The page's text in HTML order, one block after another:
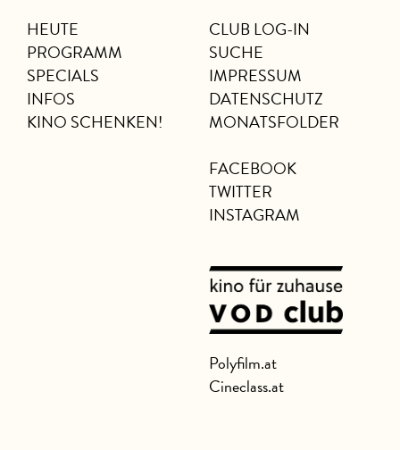
HEUTE
PROGRAMM
SPECIALS
INFOS
KINO SCHENKEN!
CLUB LOG-IN
SUCHE
IMPRESSUM
DATENSCHUTZ
MONATSFOLDER
FACEBOOK
TWITTER
INSTAGRAM
Polyfilm.at
Cineclass.at